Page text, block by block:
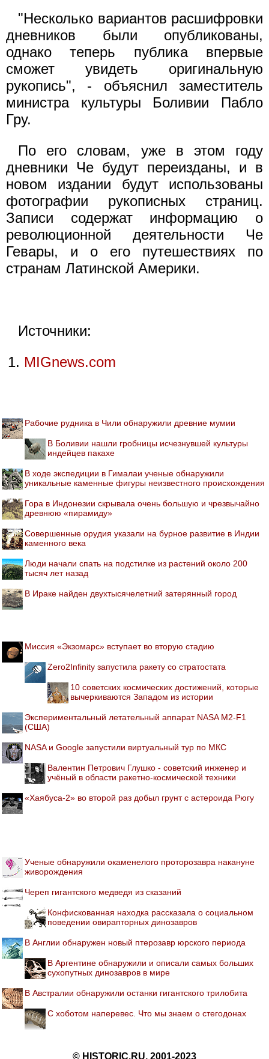
"Несколько вариантов расшифровки
дневников были опубликованы,
однако теперь публика впервые
сможет увидеть оригинальную
рукопись", - объяснил заместитель
министра культуры Боливии Пабло
Гру.
По его словам, уже в этом году
дневники Че будут переизданы, и в
новом издании будут использованы
фотографии рукописных страниц.
Записи содержат информацию о
революционной деятельности Че
Гевары, и о его путешествиях по
странам Латинской Америки.
Источники:
MIGnews.com
Рабочие рудника в Чили обнаружили древние мумии
В Боливии нашли гробницы исчезнувшей культуры
индейцев пакахе
В ходе экспедиции в Гималаи ученые обнаружили
уникальные каменные фигуры неизвестного происхождения
Гора в Индонезии скрывала очень большую и чрезвычайно
древнюю «пирамиду»
Совершенные орудия указали на бурное развитие в Индии
каменного века
Люди начали спать на подстилке из растений около 200
тысяч лет назад
В Ираке найден двухтысячелетний затерянный город
Миссия «Экзомарс» вступает во вторую стадию
Zero2Infinity запустила ракету со стратостата
10 советских космических достижений, которые
вычеркиваются Западом из истории
Экспериментальный летательный аппарат NASA M2-F1
(США)
NASA и Google запустили виртуальный тур по МКС
Валентин Петрович Глушко - советский инженер и
учёный в области ракетно-космической техники
«Хаябуса-2» во второй раз добыл грунт с астероида Рюгу
Ученые обнаружили окаменелого проторозавра накануне
живорождения
Череп гигантского медведя из сказаний
Конфискованная находка рассказала о социальном
поведении овирапторных динозавров
В Англии обнаружен новый птерозавр юрского периода
В Аргентине обнаружили и описали самых больших
сухопутных динозавров в мире
В Австралии обнаружили останки гигантского трилобита
С хоботом наперевес. Что мы знаем о стегодонах
© HISTORIC.RU, 2001-2023